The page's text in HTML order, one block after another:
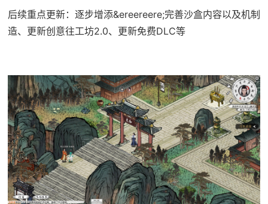
后续重点更新：逐步增添&ereereere;完善沙盒内容以及机制
造、更新创意往工坊2.0、更新免费DLC等